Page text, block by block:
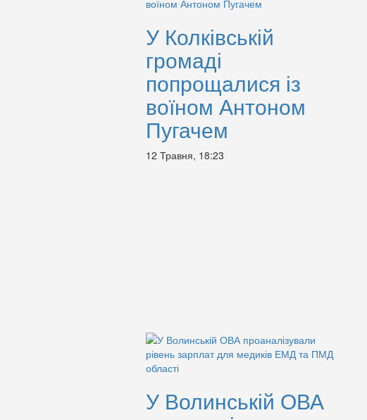
У Колківській
громаді
попрощалися із
воїном Антоном
Пугачем
12 Травня, 18:23
У Волинській ОВА